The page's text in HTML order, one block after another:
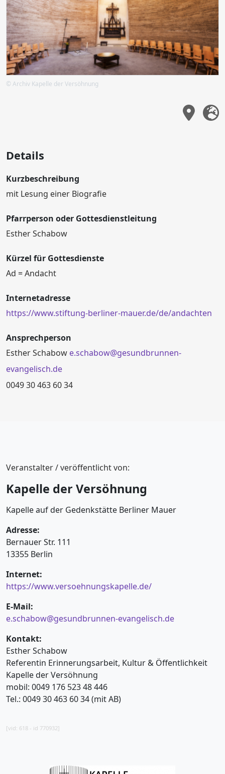
© Archiv Kapelle der Versöhnung
Details
Kurzbeschreibung
mit Lesung einer Biografie
Pfarrperson oder Gottesdienstleitung
Esther Schabow
Kürzel für Gottesdienste
Ad = Andacht
Internetadresse
https://www.stiftung-berliner-mauer.de/de/andachten
Ansprechperson
Esther Schabow e.schabow@gesundbrunnen-
evangelisch.de
0049 30 463 60 34
Veranstalter / veröffentlicht von:
Kapelle der Versöhnung
Kapelle auf der Gedenkstätte Berliner Mauer
Adresse:
Bernauer Str. 111
13355 Berlin
Internet:
https://www.versoehnungskapelle.de/
E-Mail:
e.schabow@gesundbrunnen-evangelisch.de
Kontakt:
Esther Schabow
Referentin Erinnerungsarbeit, Kultur & Öffentlichkeit
Kapelle der Versöhnung
mobil: 0049 176 523 48 446
Tel.: 0049 30 463 60 34 (mit AB)
[vid: 618 - id 770932]